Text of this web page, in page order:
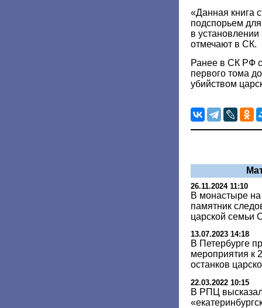
«Данная книга
подспорьем
в
отмечают в СК.
Ранее в СК РФ
первого тома
убийством
26.11.2024 11:10
В монастыре
памятник
царской семьи
13.07.2023 14:18
В Петербурге
мероприятия к
останков
22.03.2022 10:15
В РПЦ